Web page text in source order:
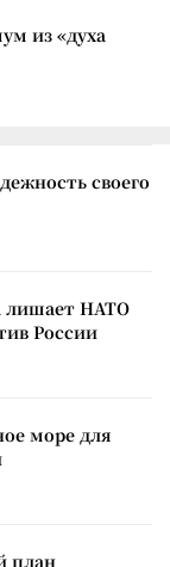
из «духа
своего
лишает НАТО
России
море для
план